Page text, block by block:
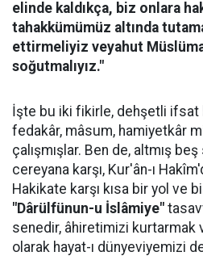
elinde kaldıkça, biz onlara
tahakkümümüz altında
ettirmeliyiz veyahut
soğutmalıyız."
İşte bu iki fikirle, dehşetli
fedakâr, mâsum, hamiyetkâr
çalışmışlar. Ben de, altmış
cereyana karşı, Kur'ân-ı
Hakikate karşı kısa bir yol ve
"Dârülfünun-u İslâmiye"
senedir, âhiretimizi kurtarmak
olarak hayat-ı dünyeviyemizi